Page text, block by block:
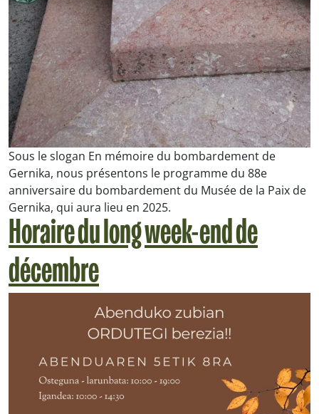
Sous le slogan En mémoire du bombardement de
Gernika, nous présentons le programme du 88e
anniversaire du bombardement du Musée de la Paix de
Gernika, qui aura lieu en 2025.
Horaire du long week-end de
décembre